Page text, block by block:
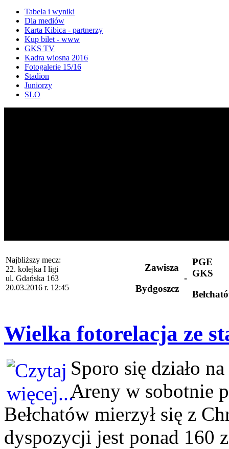
Tabela i wyniki
Dla mediów
Karta Kibica - partnerzy
Kup bilet - www
GKS TV
Kadra wiosna 2016
Fotogalerie 15/16
Stadion
Juniorzy
SLO
Najbliższy mecz:
22. kolejka I ligi
ul. Gdańska 163
20.03.2016 r. 12:45
Zawisza
Bydgoszcz
-
PGE
GKS
Wielka fotorelacja ze
Sporo się działo
Areny w sobotnie
Bełchatów mierzył się z
dyspozycji jest ponad 160